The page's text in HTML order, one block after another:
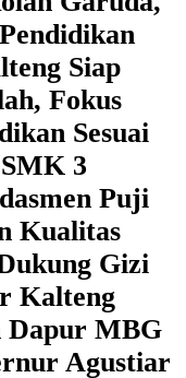
Siap
Fokus
Sesuai
3
Puji
Kualitas
Gizi
Kalteng
Dapur MBG
Agustiar